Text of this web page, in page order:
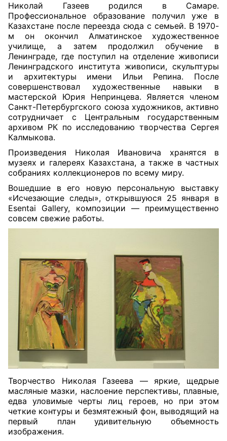
Николай Газеев родился в Самаре.
Профессиональное образование получил уже в
Казахстане после переезда сюда с семьей. В 1970-
м он окончил Алматинское художественное
училище, а затем продолжил обучение в
Ленинграде, где поступил на отделение живописи
Ленинградского института живописи, скульптуры
и архитектуры имени Ильи Репина. После
совершенствовал художественные навыки в
мастерской Юрия Непринцева. Является членом
Санкт-Петербургского союза художников, активно
сотрудничает с Центральным государственным
архивом РК по исследованию творчества Сергея
Калмыкова.
Произведения Николая Ивановича хранятся в
музеях и галереях Казахстана, а также в частных
собраниях коллекционеров по всему миру.
Вошедшие в его новую персональную выставку
«Исчезающие следы», открывшуюся 25 января в
Esentai Gallery, композиции — преимущественно
совсем свежие работы.
Творчество Николая Газеева — яркие, щедрые
масляные мазки, наслоение перспективы, плавные,
едва уловимые черты лиц героев, но при этом
четкие контуры и безмятежный фон, выводящий на
первый план удивительную объемность
изображения.